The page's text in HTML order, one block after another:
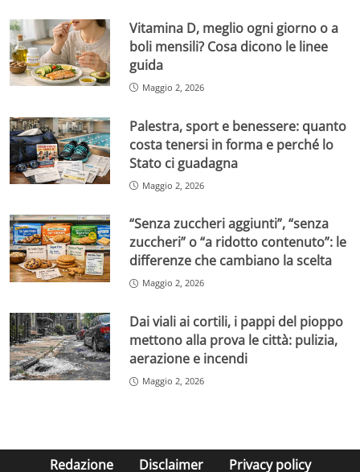
Vitamina D, meglio ogni giorno o a
boli mensili? Cosa dicono le linee
guida
Maggio 2, 2026
Palestra, sport e benessere: quanto
costa tenersi in forma e perché lo
Stato ci guadagna
Maggio 2, 2026
“Senza zuccheri aggiunti”, “senza
zuccheri” o “a ridotto contenuto”: le
differenze che cambiano la scelta
Maggio 2, 2026
Dai viali ai cortili, i pappi del pioppo
mettono alla prova le città: pulizia,
aerazione e incendi
Maggio 2, 2026
Redazione Disclaimer Privacy policy